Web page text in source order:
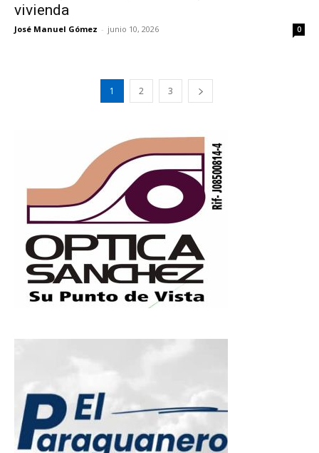
vivienda
José Manuel Gómez - junio 10, 2026 0
1 2 3